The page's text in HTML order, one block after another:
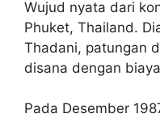
Wujud nyata dari
Phuket, Thailand.
Thadani, patungan
disana dengan
Pada Desember